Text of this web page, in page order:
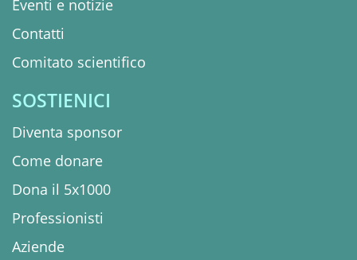
Eventi e notizie
Contatti
Comitato scientifico
SOSTIENICI
Diventa sponsor
Come donare
Dona il 5x1000
Professionisti
Aziende